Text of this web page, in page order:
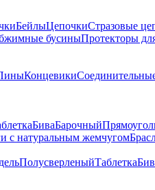
БейлыЦепочкиСтразовые
бусиныПротекторы
Концевики
БиваБарочный
с натуральным жемчугом
ПолусверленыйТаблетка